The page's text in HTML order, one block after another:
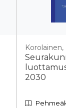
Korolainen,
2030